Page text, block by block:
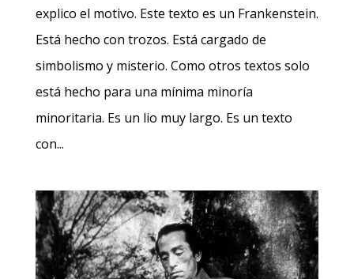
explico el motivo. Este texto es un Frankenstein.
Está hecho con trozos. Está cargado de
simbolismo y misterio. Como otros textos solo
está hecho para una mínima minoría
minoritaria. Es un lio muy largo. Es un texto
con...